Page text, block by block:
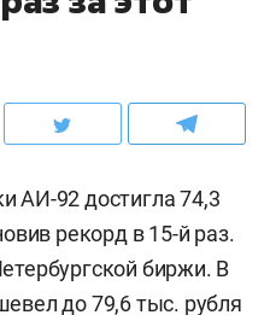
АИ-92 достигла 74,3
рекорд в 15-й раз.
биржи. В
до 79,6 тыс. рубля